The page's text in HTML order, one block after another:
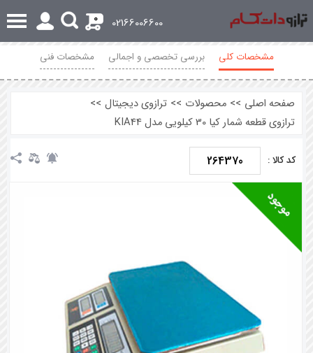
02166006600
0
مشخصات کلی بررسی تخصصی و اجمالی مشخصات فنی
صفحه اصلی >> محصولات >> ترازوی دیجیتال >>
ترازوی قطعه شمار کیا 30 کیلویی مدل KIA44
کد کالا : 264370